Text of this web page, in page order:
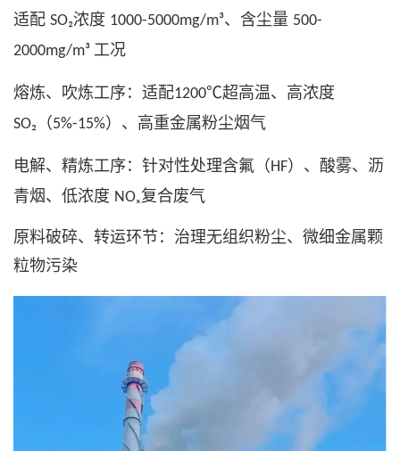
适配 SO₂浓度 1000-5000mg/m³、含尘量 500-
2000mg/m³ 工况
熔炼、吹炼工序：适配1200℃超高温、高浓度
SO₂ （5%-15%）、高重金属粉尘烟气
电解、精炼工序：针对性处理含氟（HF）、酸雾、沥
青烟、低浓度 NOₓ复合废气
原料破碎、转运环节：治理无组织粉尘、微细金属颗
粒物污染